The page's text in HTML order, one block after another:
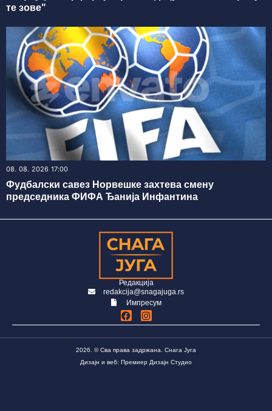
те зове"
08. 08. 2026 17:00
Фудбалски савез Норвешке захтева смену
председника ФИФА Ђанија Инфантина
Редакција
redakcija@snagajuga.rs
Импресум
2026. © Сва права задржана. Снага Југа
Дизајн и веб: Премиер Дизајн Студио